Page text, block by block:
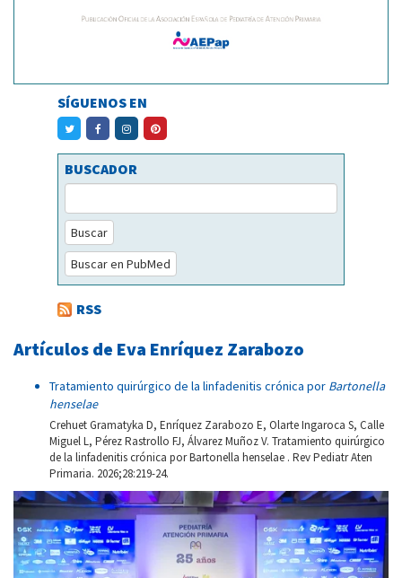
SÍGUENOS EN
BUSCADOR
Buscar
Buscar en PubMed
RSS
Artículos de Eva Enríquez Zarabozo
Tratamiento quirúrgico de la linfadenitis crónica por Bartonella
henselae
Crehuet Gramatyka D, Enríquez Zarabozo E, Olarte Ingaroca S, Calle
Miguel L, Pérez Rastrollo FJ, Álvarez Muñoz V. Tratamiento quirúrgico
de la linfadenitis crónica por Bartonella henselae . Rev Pediatr Aten
Primaria. 2026;28:219-24.